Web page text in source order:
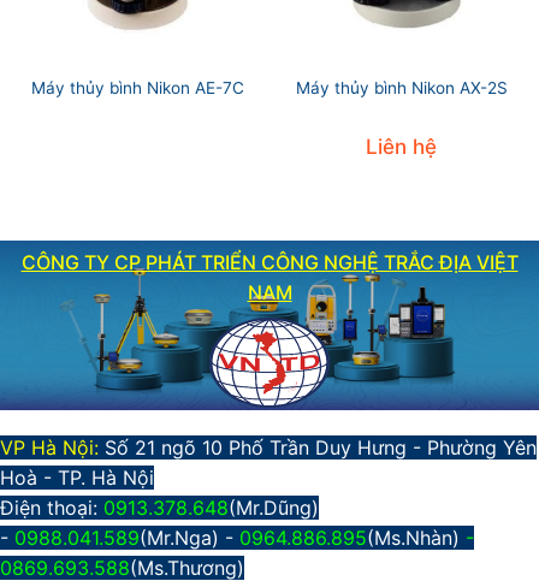
Máy thủy bình Nikon AE-7C Máy thủy bình Nikon AX-2S
Liên hệ
CÔNG TY CP PHÁT TRIỂN CÔNG NGHỆ TRẮC ĐỊA VIỆT
NAM
VP Hà Nội: Số 21 ngõ 10 Phố Trần Duy Hưng - Phường Yên
Hoà - TP. Hà Nội
Điện thoại: 0913.378.648(Mr.Dũng)
- 0988.041.589(Mr.Nga) - 0964.886.895(Ms.Nhàn) -
0869.693.588(Ms.Thương)